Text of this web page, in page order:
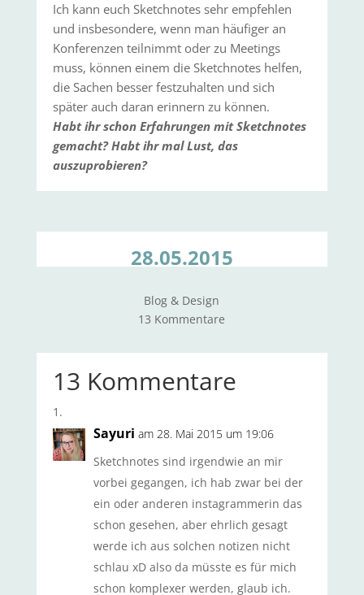
Ich kann euch Sketchnotes sehr empfehlen
und insbesondere, wenn man häufiger an
Konferenzen teilnimmt oder zu Meetings
muss, können einem die Sketchnotes helfen,
die Sachen besser festzuhalten und sich
später auch daran erinnern zu können.
Habt ihr schon Erfahrungen mit Sketchnotes
gemacht? Habt ihr mal Lust, das
auszuprobieren?
28.05.2015
Blog & Design
13 Kommentare
13 Kommentare
Sayuri am 28. Mai 2015 um 19:06
Sketchnotes sind irgendwie an mir
vorbei gegangen, ich hab zwar bei der
ein oder anderen instagrammerin das
schon gesehen, aber ehrlich gesagt
werde ich aus solchen notizen nicht
schlau xD also da müsste es für mich
schon komplexer werden, glaub ich.